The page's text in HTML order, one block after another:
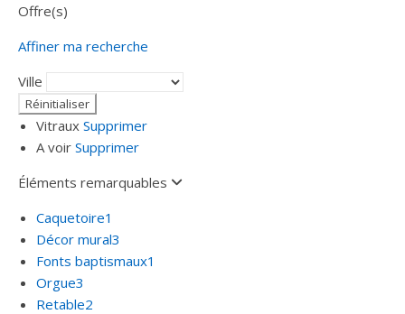
Offre(s)
Affiner ma recherche
Ville
Vitraux Supprimer
A voir Supprimer
Éléments remarquables
Caquetoire1
Décor mural3
Fonts baptismaux1
Orgue3
Retable2